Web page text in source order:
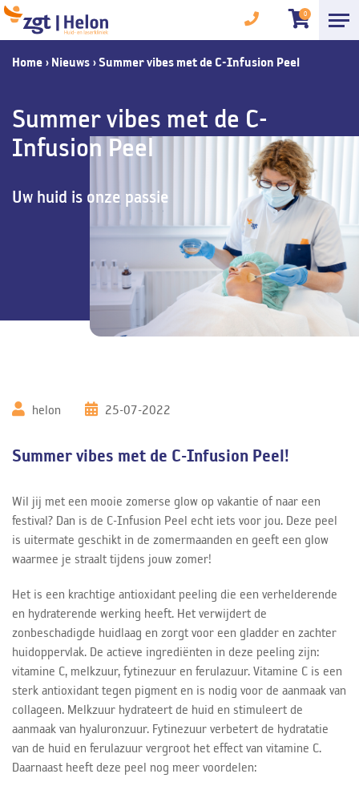
0
Home › Nieuws ›Summer vibes met de C-Infusion Peel
Summer vibes met de C-
Infusion Peel
Uw huid is onze passie
helon 25-07-2022
Summer vibes met de C-Infusion Peel!
Wil jij met een mooie zomerse glow op vakantie of naar een
festival? Dan is de C-Infusion Peel echt iets voor jou. Deze peel
is uitermate geschikt in de zomermaanden en geeft een glow
waarmee je straalt tijdens jouw zomer!
Het is een krachtige antioxidant peeling die een verhelderende
en hydraterende werking heeft. Het verwijdert de
zonbeschadigde huidlaag en zorgt voor een gladder en zachter
huidoppervlak. De actieve ingrediënten in deze peeling zijn:
vitamine C, melkzuur, fytinezuur en ferulazuur. Vitamine C is een
sterk antioxidant tegen pigment en is nodig voor de aanmaak van
collageen. Melkzuur hydrateert de huid en stimuleert de
aanmaak van hyaluronzuur. Fytinezuur verbetert de hydratatie
van de huid en ferulazuur vergroot het effect van vitamine C.
Daarnaast heeft deze peel nog meer voordelen: